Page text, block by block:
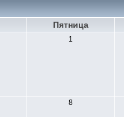
Пятница
1
8